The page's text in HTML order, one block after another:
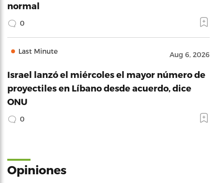
normal
0
Last Minute Aug 6, 2026
Israel lanzó el miércoles el mayor número de
proyectiles en Líbano desde acuerdo, dice
ONU
0
Opiniones